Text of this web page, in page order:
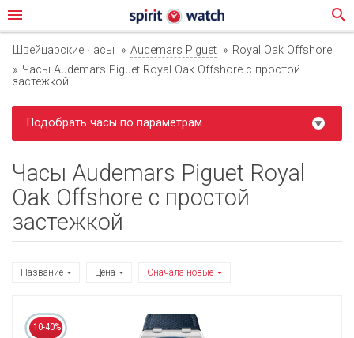
menu search
Швейцарские часы Audemars Piguet
Royal Oak Offshore
Часы Audemars Piguet Royal Oak Offshore с простой
застежкой
Подобрать часы по параметрам
Часы Audemars Piguet Royal
Oak Offshore с простой
застежкой
Название Цена Сначала новые
10-40%